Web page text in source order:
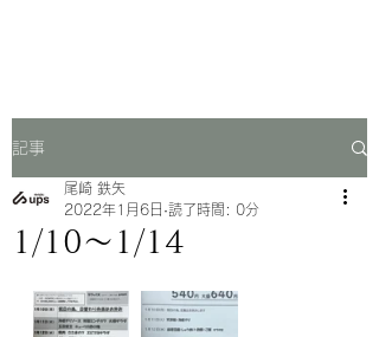
記事
1/10〜1/14
尾崎 鉄矢
2022年1月6日 読了時間: 0分